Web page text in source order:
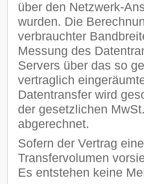
über den Netzwerk-
wurden. Die
verbrauchter
Messung des
Servers über das so
vertraglich
Datentransfer wird
der gesetzlichen
abgerechnet.
Sofern der Vertrag
Transfervolumen
Es entstehen keine